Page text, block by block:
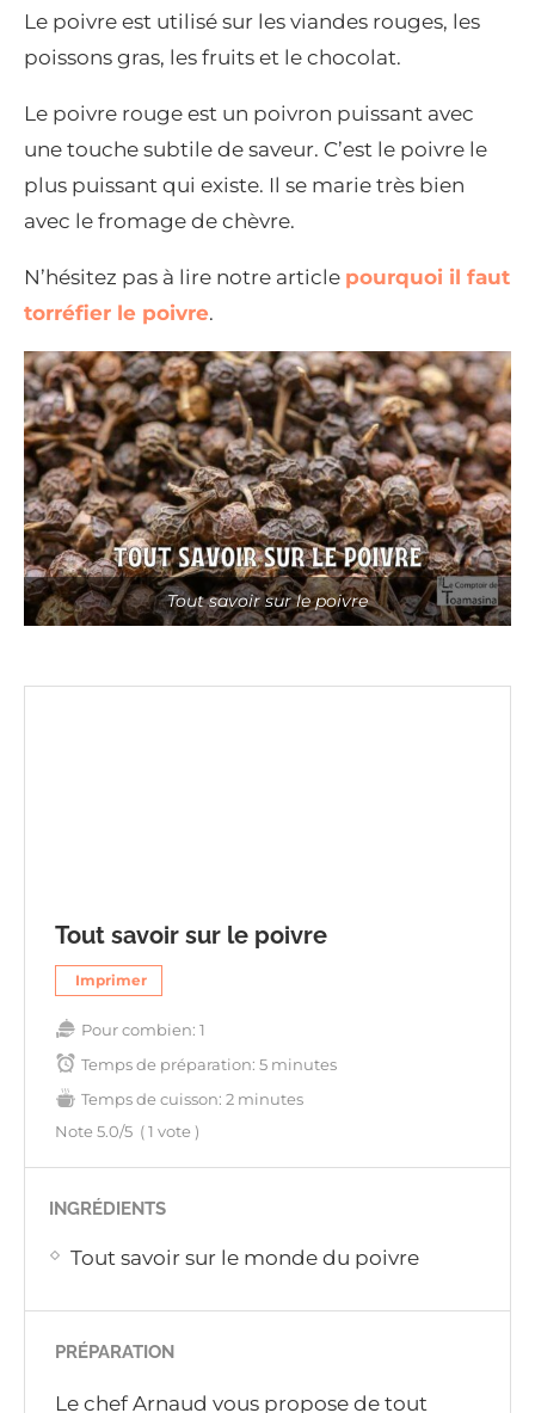
Le poivre est utilisé sur les viandes rouges, les
poissons gras, les fruits et le chocolat.
Le poivre rouge est un poivron puissant avec
une touche subtile de saveur. C’est le poivre le
plus puissant qui existe. Il se marie très bien
avec le fromage de chèvre.
N’hésitez pas à lire notre article pourquoi il faut
torréfier le poivre.
Tout savoir sur le poivre
Tout savoir sur le poivre
Imprimer
Pour combien: 1
Temps de préparation: 5 minutes
Temps de cuisson: 2 minutes
Note 5.0/5 (1 vote )
INGRÉDIENTS
Tout savoir sur le monde du poivre
PRÉPARATION
Le chef Arnaud vous propose de tout